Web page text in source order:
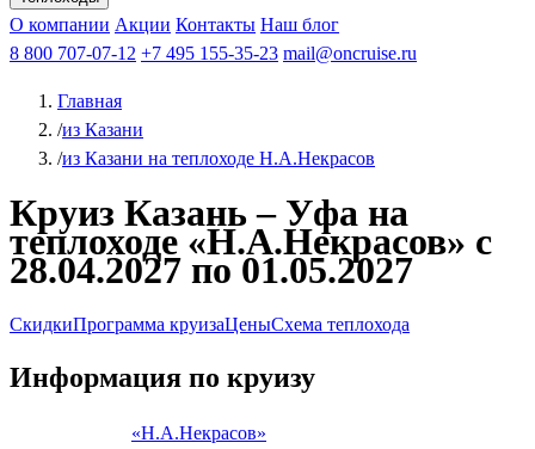
Чебоксарыиз Волгоградаиз Саратова Все города
КазаньВ Нижний НовгородВ ПермьВ Ростов-на-Дону
РыбинскНа СоловкиНа ВалаамПо ОкеПо Енисею
Афанасий Никитин Октябрьская революция
ФединАлександр СвешниковИван
МироновА.С.Попов
О компании Акции Контакты Наш блог
8 800 707-07-12 +7 495 155-35-23 mail@oncruise.ru
Главная
/из Казани
/из Казани на теплоходе Н.А.Некрасов
Круиз Казань – Уфа на
теплоходе «Н.А.Некрасов» с
28.04.2027 по 01.05.2027
СкидкиПрограмма круизаЦеныСхема теплохода
Информация по круизу
«Н.А.Некрасов»